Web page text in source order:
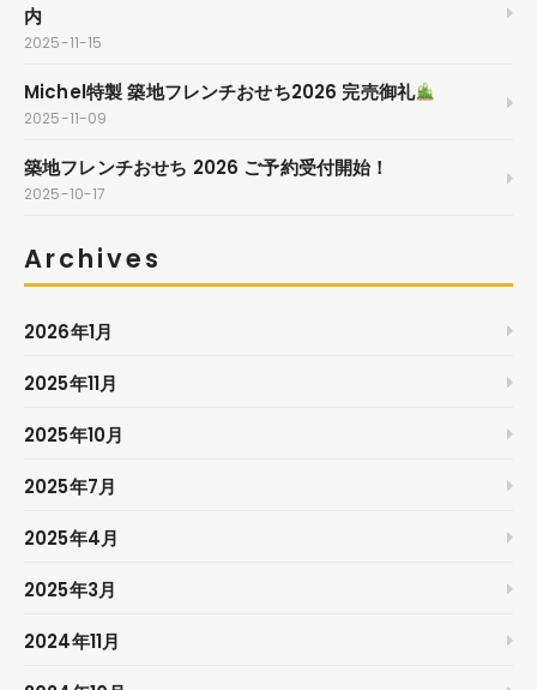
内
2025-11-15
Michel特製 築地フレンチおせち2026 完売御礼
2025-11-09
築地フレンチおせち 2026 ご予約受付開始！
2025-10-17
Archives
2026年1月
2025年11月
2025年10月
2025年7月
2025年4月
2025年3月
2024年11月